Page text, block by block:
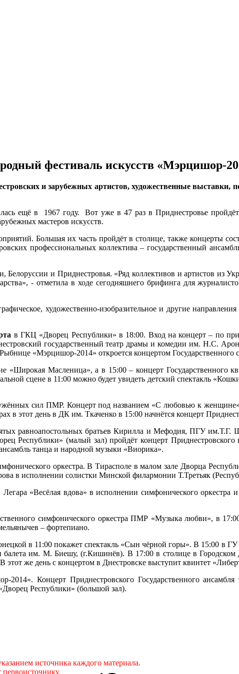
фестиваль искусств «Мэрцишор-
и зарубежных артистов, художественные выставки,
ещё в 1967 году. Вот уже в 47 раз в Приднестровье
мастеров искусств.
Большая их часть пройдёт в столице, также концерты
профессиональных коллектива – государственный
и Приднестровья. «Ряд коллективов и артистов из
- отметила в ходе сегодняшнего брифинга для
художественно-изобразительное и другие
в ГКЦ «Дворец Республики» в 18:00. Вход на концерт – по
государственный театр драмы и комедии им. Н.С.
«Мэрцишор-2014» откроется концертом Государственного
«Широкая Масленица», а в 15:00 – концерт Государственного
сцене в 11:00 можно будет увидеть детский спектакль
сил ПМР. Концерт под названием «С любовью к
в этот день в ДК им. Ткаченко в 15:00 начнётся концерт
равноапостольных братьев Кирилла и Мефодия, ПГУ им.Т.Г.
Республики» (малый зал) пройдёт концерт
танца и народной музыки «Виорика».
оркестра. В Тирасполе в малом зале Дворца
в исполнении солистки Минской филармонии Т.Третьяк
«Весёлая вдова» в исполнении симфонического оркестра
симфонического оркестра ПМР «Музыка любви», в
– фортепиано.
в 11:00 покажет спектакль «Сын чёрной горы». В 15:00 в
им. М. Биешу, (г.Кишинёв). В 17:00 в столице в Городском
же день с концертом в Днестровске выступит квинтет
2014». Концерт Приднестровского Государственного
Республики» (большой зал).
источника каждого материала.